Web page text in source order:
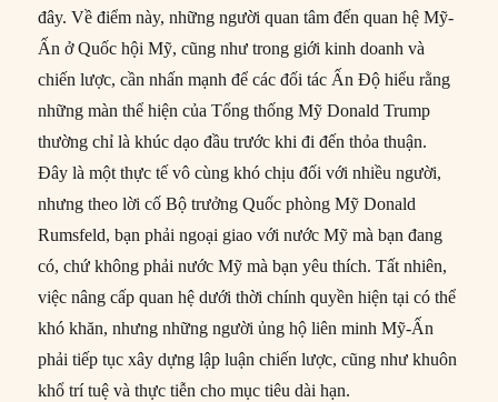
đây. Về điểm này, những người quan tâm đến quan hệ Mỹ-
Ấn ở Quốc hội Mỹ, cũng như trong giới kinh doanh và
chiến lược, cần nhấn mạnh để các đối tác Ấn Độ hiểu rằng
những màn thể hiện của Tổng thống Mỹ Donald Trump
thường chỉ là khúc dạo đầu trước khi đi đến thỏa thuận.
Đây là một thực tế vô cùng khó chịu đối với nhiều người,
nhưng theo lời cố Bộ trưởng Quốc phòng Mỹ Donald
Rumsfeld, bạn phải ngoại giao với nước Mỹ mà bạn đang
có, chứ không phải nước Mỹ mà bạn yêu thích. Tất nhiên,
việc nâng cấp quan hệ dưới thời chính quyền hiện tại có thể
khó khăn, nhưng những người ủng hộ liên minh Mỹ-Ấn
phải tiếp tục xây dựng lập luận chiến lược, cũng như khuôn
khổ trí tuệ và thực tiễn cho mục tiêu dài hạn.